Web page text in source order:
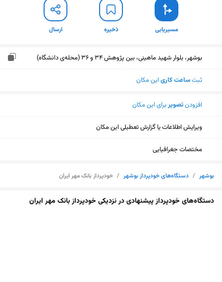
مسیریابی ذخیره ارسال
بوشهر، بلوار شهید ماهینی، بین پژوهش 34 و 36 (محله‌ی دانشگاه)
ثبتساعت کاری این مکان
افزودنتصویربرای این مکان
ویرایش اطلاعات یا گزارش تعطیلی این مکان
مختصات جغرافیایی
بوشهر / دستگاه‌های خودپرداز بوشهر / خودپرداز بانک مهر ایران
دستگاه‌های خودپرداز پیشنهادی در نزدیکی خودپرداز بانک مهر ایران